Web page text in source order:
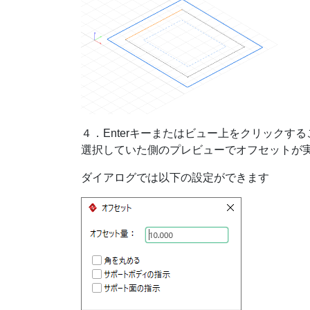
４．Enterキーまたはビュー上をクリックする
選択していた側のプレビューでオフセットが
ダイアログでは以下の設定ができます